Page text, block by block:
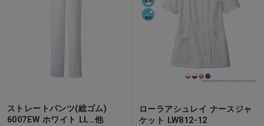
ストレートパンツ(総ゴム)
6007EW ホワイト LL…他
ローラアシュレイ ナースジャ
ケット LW812-12